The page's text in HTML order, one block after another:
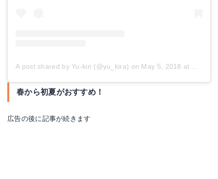
A post shared by Yu-kin (@yu_kira) on May 5, 2018 at 9:22pm PDT
春から初夏がおすすめ！
広告の後に記事が続きます